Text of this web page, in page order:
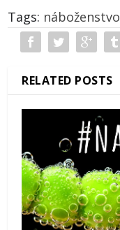
Tags: náboženstvo
RELATED POSTS